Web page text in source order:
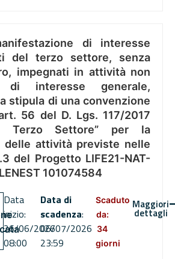
di interesse
del terzo settore, senza
impegnati in attività non
di interesse generale,
stipula di una convenzione
56 del D. Lgs. 117/2017
Terzo Settore” per la
delle attività previste nelle
del Progetto LIFE21-NAT-
101074584
Data
inizio:
26/06/2026
08:00
Data di
scadenza:
06/07/2026
23:59
Scaduto
da:
34
giorni
Maggiori
dettagli